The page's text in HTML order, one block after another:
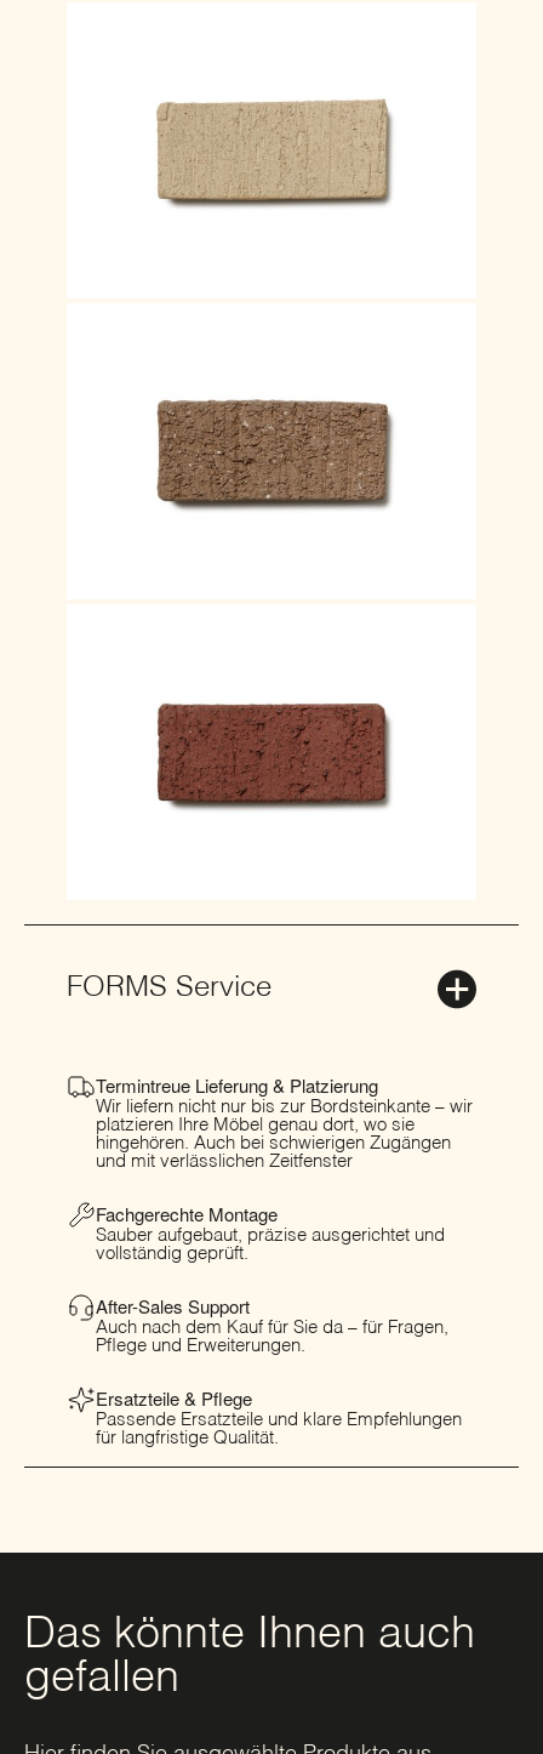
FORMS Service
Termintreue Lieferung & Platzierung
Wir liefern nicht nur bis zur Bordsteinkante – wir
platzieren Ihre Möbel genau dort, wo sie
hingehören. Auch bei schwierigen Zugängen
und mit verlässlichen Zeitfenster
Fachgerechte Montage
Sauber aufgebaut, präzise ausgerichtet und
vollständig geprüft.
After-Sales Support
Auch nach dem Kauf für Sie da – für Fragen,
Pflege und Erweiterungen.
Ersatzteile & Pflege
Passende Ersatzteile und klare Empfehlungen
für langfristige Qualität.
Das könnte Ihnen auch
gefallen